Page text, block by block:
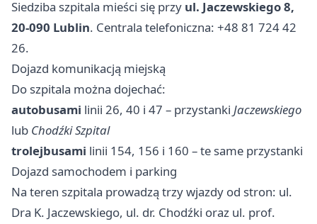
Siedziba szpitala mieści się przy ul. Jaczewskiego 8,
20-090 Lublin. Centrala telefoniczna: +48 81 724 42
26.
Dojazd komunikacją miejską
Do szpitala można dojechać:
autobusami linii 26, 40 i 47 – przystanki Jaczewskiego
lub Chodźki Szpital
trolejbusami linii 154, 156 i 160 – te same przystanki
Dojazd samochodem i parking
Na teren szpitala prowadzą trzy wjazdy od stron: ul.
Dra K. Jaczewskiego, ul. dr. Chodźki oraz ul. prof.